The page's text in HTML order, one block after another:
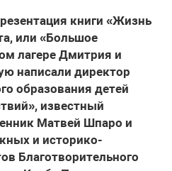
книги «Жизнь
или «Большое
лагере Дмитрия и
написали директор
образования детей
известный
Матвей Шпаро и
и историко-
Благотворительного